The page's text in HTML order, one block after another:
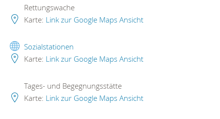
Rettungswache
Karte: Link zur Google Maps Ansicht
Sozialstationen
Karte: Link zur Google Maps Ansicht
Tages- und Begegnungsstätte
Karte: Link zur Google Maps Ansicht